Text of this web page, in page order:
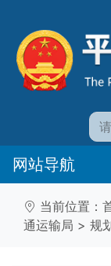
网站导航
当前位置：
通运输局 > 规